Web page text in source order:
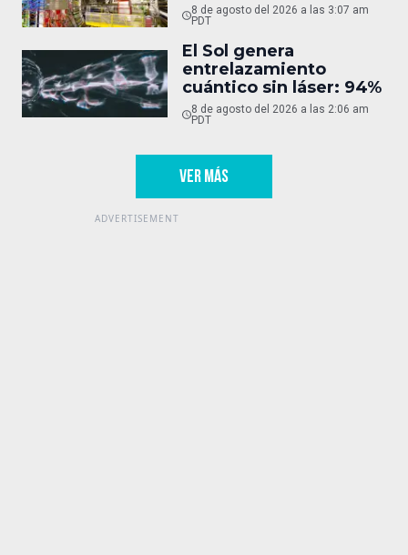
8 de agosto del 2026 a las 3:07 am
PDT
El Sol genera
entrelazamiento
cuántico sin láser: 94%
8 de agosto del 2026 a las 2:06 am
PDT
VER MÁS